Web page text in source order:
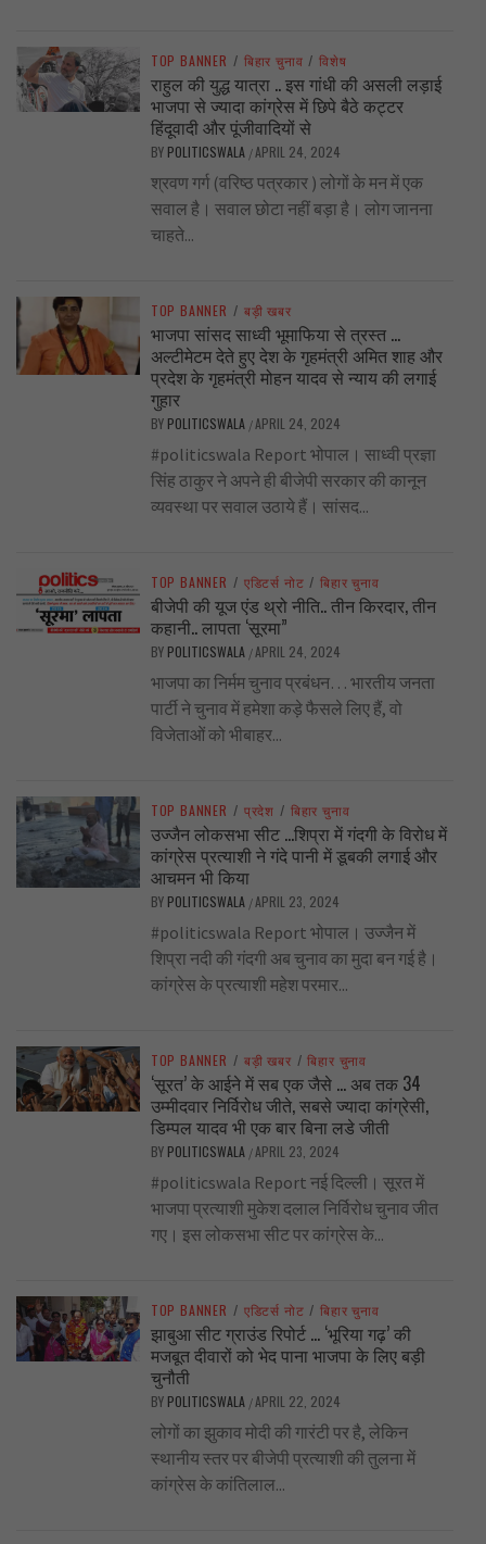
TOP BANNER / बिहार चुनाव / विशेष
राहुल की युद्ध यात्रा .. इस गांधी की असली लड़ाई
भाजपा से ज्यादा कांग्रेस में छिपे बैठे कट्टर
हिंदूवादी और पूंजीवादियों से
BY POLITICSWALA /APRIL 24, 2024
श्रवण गर्ग (वरिष्ठ पत्रकार ) लोगों के मन में एक
सवाल है। सवाल छोटा नहीं बड़ा है। लोग जानना
चाहते...
TOP BANNER / बड़ी खबर
भाजपा सांसद साध्वी भूमाफिया से त्रस्त …
अल्टीमेटम देते हुए देश के गृहमंत्री अमित शाह और
प्रदेश के गृहमंत्री मोहन यादव से न्याय की लगाई
गुहार
BY POLITICSWALA /APRIL 24, 2024
#politicswala Report भोपाल। साध्वी प्रज्ञा
सिंह ठाकुर ने अपने ही बीजेपी सरकार की कानून
व्यवस्था पर सवाल उठाये हैं। सांसद...
TOP BANNER / एडिटर्स नोट / बिहार चुनाव
बीजेपी की यूज एंड थ्रो नीति.. तीन किरदार, तीन
कहानी.. लापता ‘सूरमा”
BY POLITICSWALA /APRIL 24, 2024
भाजपा का निर्मम चुनाव प्रबंधन… भारतीय जनता
पार्टी ने चुनाव में हमेशा कड़े फैसले लिए हैं, वो
विजेताओं को भीबाहर...
TOP BANNER / प्रदेश / बिहार चुनाव
उज्जैन लोकसभा सीट …शिप्रा में गंदगी के विरोध में
कांग्रेस प्रत्याशी ने गंदे पानी में डूबकी लगाई और
आचमन भी किया
BY POLITICSWALA /APRIL 23, 2024
#politicswala Report भोपाल। उज्जैन में
शिप्रा नदी की गंदगी अब चुनाव का मुदा बन गई है।
कांग्रेस के प्रत्याशी महेश परमार...
TOP BANNER / बड़ी खबर / बिहार चुनाव
‘सूरत’ के आईने में सब एक जैसे … अब तक 34
उम्मीदवार निर्विरोध जीते, सबसे ज्यादा कांग्रेसी,
डिम्पल यादव भी एक बार बिना लडे जीती
BY POLITICSWALA /APRIL 23, 2024
#politicswala Report नई दिल्ली। सूरत में
भाजपा प्रत्याशी मुकेश दलाल निर्विरोध चुनाव जीत
गए। इस लोकसभा सीट पर कांग्रेस के...
TOP BANNER / एडिटर्स नोट / बिहार चुनाव
झाबुआ सीट ग्राउंड रिपोर्ट … ‘भूरिया गढ़’ की
मजबूत दीवारों को भेद पाना भाजपा के लिए बड़ी
चुनौती
BY POLITICSWALA /APRIL 22, 2024
लोगों का झुकाव मोदी की गारंटी पर है, लेकिन
स्थानीय स्तर पर बीजेपी प्रत्याशी की तुलना में
कांग्रेस के कांतिलाल...